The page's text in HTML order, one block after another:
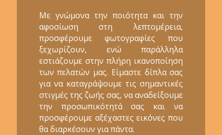
Με γνώμονα την ποιότητα και την
αφοσίωση στη λεπτομέρεια,
προσφέρουμε φωτογραφίες που
ξεχωρίζουν, ενώ παράλληλα
εστιάζουμε στην πλήρη ικανοποίηση
των πελατών μας. Είμαστε δίπλα σας
για να καταγράψουμε τις σημαντικές
στιγμές της ζωής σας, να αναδείξουμε
την προσωπικότητά σας και να
προσφέρουμε αξέχαστες εικόνες που
θα διαρκέσουν για πάντα.